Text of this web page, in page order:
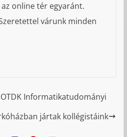
online tér egyaránt.
várunk minden
Informatikatudományi
jártak kollégistáink